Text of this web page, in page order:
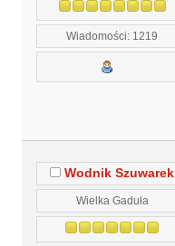
Wiadomości: 1219
Wodnik Szuwarek
Wielka Gaduła